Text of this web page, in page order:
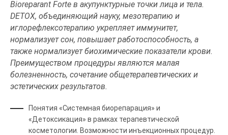
Bioreparant Forte в акупунктурные точки лица и тела.
DETOX, объединяющий науку, мезотерапию и
иглорефлексотерапию укрепляет иммунитет,
нормализует сон, повышает работоспособность, а
также нормализует биохимические показатели крови.
Преимуществом процедуры являются малая
болезненность, сочетание общетерапевтических и
эстетических результатов.
Понятия «Системная биорепарация» и
«Детоксикация» в рамках терапевтической
косметологии. Возможности инъекционных процедур.